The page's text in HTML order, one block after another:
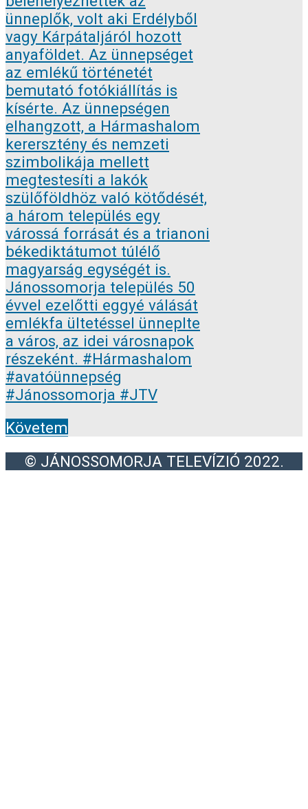
Követem
© JÁNOSSOMORJA TELEVÍZIÓ 2022.